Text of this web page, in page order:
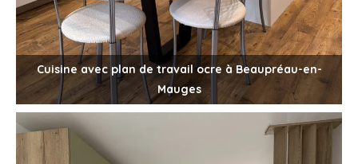
Cuisine avec plan de travail ocre à Beaupréau-en-
Mauges